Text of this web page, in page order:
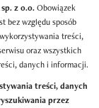
z o.o.Obowiązek
bez względu sposób
treści,
oraz wszystkich
danych i informacji.
treści, danych
przez